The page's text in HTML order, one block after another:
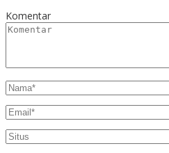
Komentar